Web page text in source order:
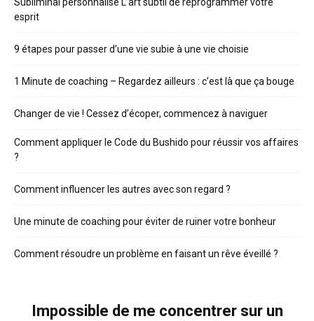
esprit
9 étapes pour passer d’une vie subie à une vie choisie
1 Minute de coaching – Regardez ailleurs : c’est là que ça bouge
Changer de vie ! Cessez d’écoper, commencez à naviguer
Comment appliquer le Code du Bushido pour réussir vos affaires
?
Comment influencer les autres avec son regard ?
Une minute de coaching pour éviter de ruiner votre bonheur
Comment résoudre un problème en faisant un rêve éveillé ?
Impossible de me concentrer sur un